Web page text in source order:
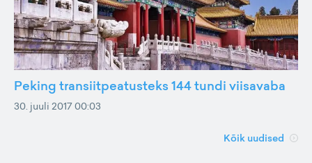
Peking transiitpeatusteks 144 tundi viisavaba
30. juuli 2017 00:03
Kõik uudised